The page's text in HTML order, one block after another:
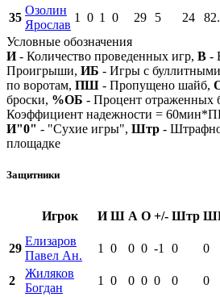
35
Озолин
Ярослав
1 0 1 0 29 5 24
Условные обозначения
И- Количество проведенных игр, В -
Проигрыши, ИБ - Игры с
по воротам, ПШ - Пропущено шайб,
броски, %ОБ - Процент отраженных
Коэффициент надежности =
И"0" - "Сухие игры", Штр -
площадке
Защитники
Игрок И Ш А О +/- Штр
29
Елизаров
Павел Ан.
1 0 0 0 -1 0 0
2
Жиляков
Богдан
1 0 0 0 0 0 0